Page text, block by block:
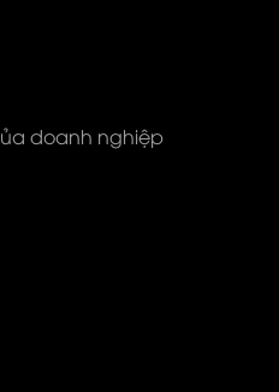
doanh nghiệp